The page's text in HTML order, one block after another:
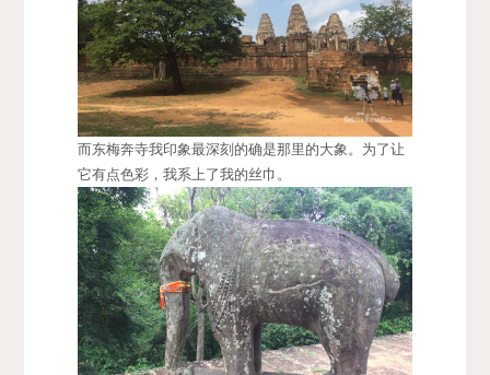
而东梅奔寺我印象最深刻的确是那里的大象。为了让
它有点色彩，我系上了我的丝巾。